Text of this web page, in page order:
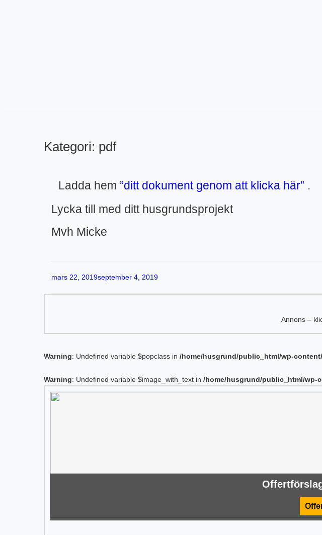
Kategori: pdf
Ladda hem ”ditt dokument genom att klicka här” .
Lycka till med ditt husgrundsprojekt
Mvh Micke
Publicerat
mars 22, 2019september 4, 2019
Annons –
Warning: Undefined variable $popclass in /home/husgrund/public_html/wp-
Warning: Undefined variable $image_with_text in /home/husgrund/public_html/